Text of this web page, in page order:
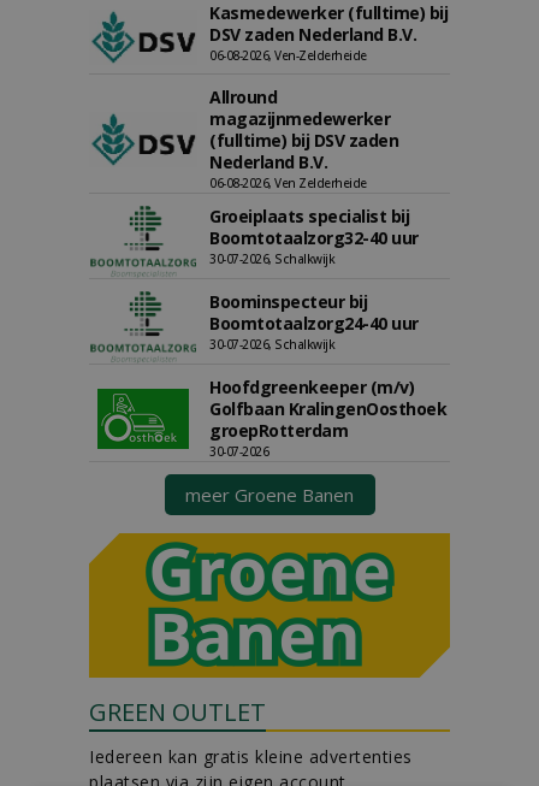
Kasmedewerker (fulltime) bij
DSV zaden Nederland B.V.
06-08-2026, Ven-Zelderheide
Allround
magazijnmedewerker
(fulltime) bij DSV zaden
Nederland B.V.
06-08-2026, Ven Zelderheide
Groeiplaats specialist bij
Boomtotaalzorg32-40 uur
30-07-2026, Schalkwijk
Boominspecteur bij
Boomtotaalzorg24-40 uur
30-07-2026, Schalkwijk
Hoofdgreenkeeper (m/v)
Golfbaan KralingenOosthoek
groepRotterdam
30-07-2026
meer Groene Banen
GREEN OUTLET
Iedereen kan gratis kleine advertenties